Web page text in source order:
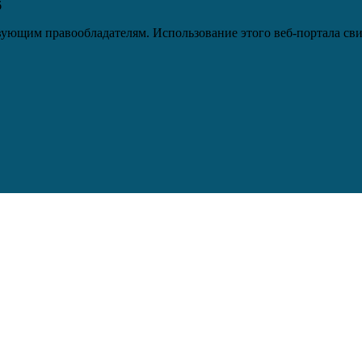
правообладателям. Использование этого веб-портала